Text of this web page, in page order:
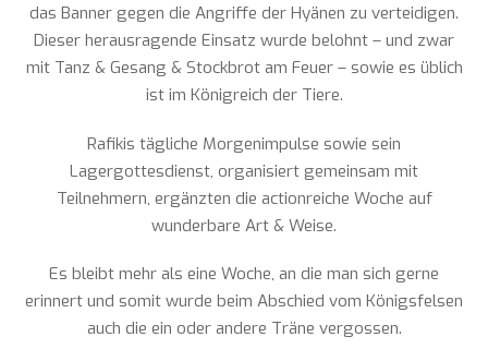
das Banner gegen die Angriffe der Hyänen zu verteidigen.
Dieser herausragende Einsatz wurde belohnt – und zwar
mit Tanz & Gesang & Stockbrot am Feuer – sowie es üblich
ist im Königreich der Tiere.
Rafikis tägliche Morgenimpulse sowie sein
Lagergottesdienst, organisiert gemeinsam mit
Teilnehmern, ergänzten die actionreiche Woche auf
wunderbare Art & Weise.
Es bleibt mehr als eine Woche, an die man sich gerne
erinnert und somit wurde beim Abschied vom Königsfelsen
auch die ein oder andere Träne vergossen.